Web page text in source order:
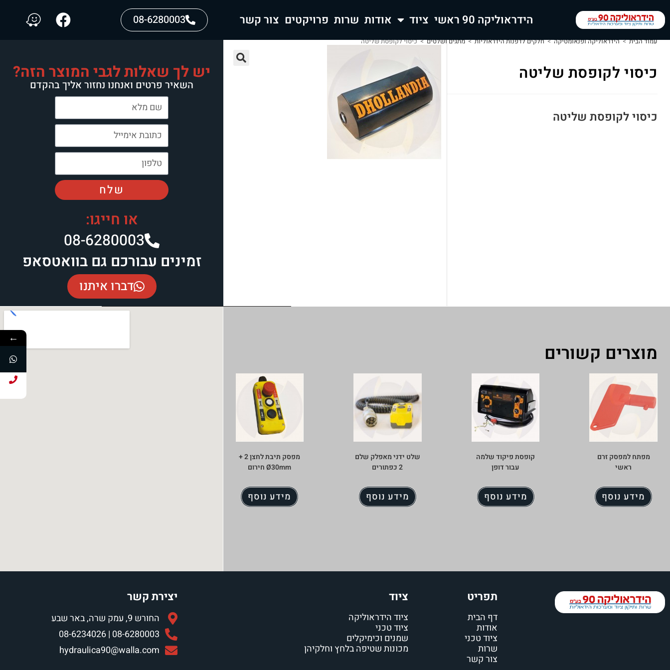
הידראוליקה 90 ראשי ציוד אודות שרות פרויקטים צור קשר 08-6280003
עמוד הבית > הידראוליקה ופנאומטיקה > חלקים לדפנות הידראוליות > מתגים ושלטים > כיסוי לקופסת שליטה
כיסוי לקופסת שליטה
כיסוי לקופסת שליטה
יש לך שאלות לגבי המוצר הזה?
השאיר פרטים ואנחנו נחזור אליך בהקדם
שלח
או חייגו:
08-6280003​
זמינים עבורכם גם בוואטסאפ
דברו איתנו
מוצרים קשורים
מפתח למפסק זרם
ראשי
מידע נוסף
קופסת פיקוד שלמה
עבור דופן
מידע נוסף
שלט ידני מאפלק שלם
2 כפתורים
מידע נוסף
מפסק תיבת לחצן 2 +
Ø30mm חירום
מידע נוסף
תפריט
דף הבית
אודות
ציוד טכני
שרות
צור קשר
ציוד
ציוד הידראוליקה
ציוד טכני
שמנים וכימיקלים
מכונות שטיפה בלחץ וחלקיהן
יצירת קשר
החורש 9, עמק שרה, באר שבע
08-6280003 | 08-6234026
hydraulica90@walla.com
←